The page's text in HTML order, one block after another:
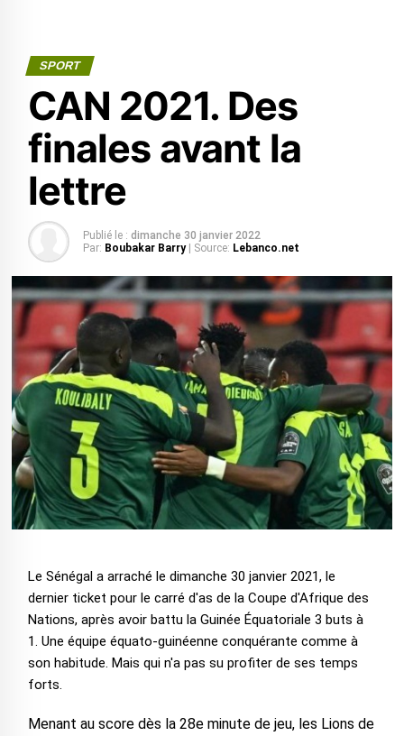
SPORT
CAN 2021. Des
finales avant la
lettre
Publié le : dimanche 30 janvier 2022
Par: Boubakar Barry | Source: Lebanco.net
Le Sénégal a arraché le dimanche 30 janvier 2021, le
dernier ticket pour le carré d'as de la Coupe d'Afrique des
Nations, après avoir battu la Guinée Équatoriale 3 buts à
1. Une équipe équato-guinéenne conquérante comme à
son habitude. Mais qui n'a pas su profiter de ses temps
forts.
Menant au score dès la 28e minute de jeu, les Lions de